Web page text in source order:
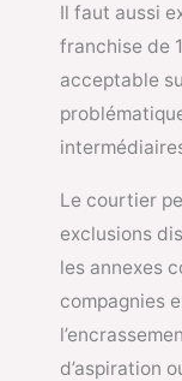
Il faut aussi
franchise de
acceptable
Le courtier
exclusions
les annexes
compagnies
d’aspiration